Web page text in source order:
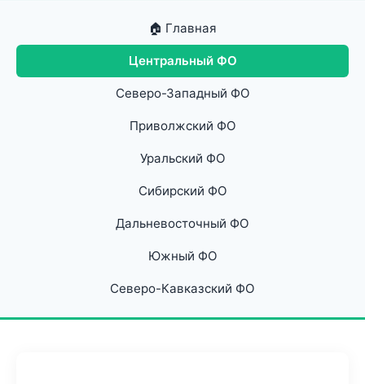
🏠 Главная
Центральный ФО
Северо-Западный ФО
Приволжский ФО
Уральский ФО
Сибирский ФО
Дальневосточный ФО
Южный ФО
Северо-Кавказский ФО